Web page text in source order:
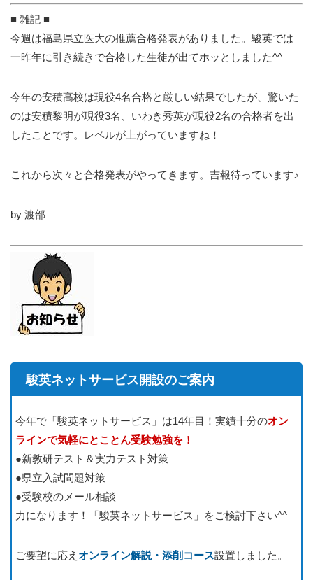
■ 雑記 ■
今週は福島県立医大の推薦合格発表がありました。駿英では
一昨年に引き続きで合格した生徒が出てホッとしました^^
今年の安積高校は現役4名合格と厳しい結果でしたが、驚いた
のは安積黎明が現役3名、いわき秀英が現役2名の合格者を出
したことです。レベルが上がっていますね！
これから次々と合格発表がやってきます。吉報待っています♪
by 渡部
駿英ネットサービス開設のご案内
今年で「駿英ネットサービス」は14年目！実績十分のオン
ラインで気軽にとことん受験勉強を！
●新教研テスト＆実力テスト対策
●県立入試問題対策
●受験校のメール相談
力になります！「駿英ネットサービス」をご検討下さい^^
ご要望に応え オンライン解説・添削コース設置しました。